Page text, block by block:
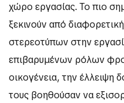
χώρο εργασίας. Το πιο
ξεκινούν από
στερεοτύπων στην
επιβαρυμένων ρόλων
οικογένεια, την
τους βοηθούσαν να